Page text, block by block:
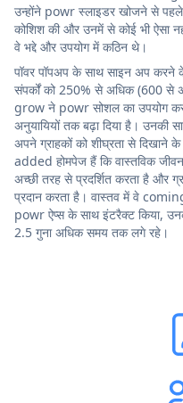
उन्होंने powr स्लाइडर खोजने से
कोशिश की और उनमें से कोई भी ऐसा
वे भद्दे और उपयोग में कठिन थे।
पॉवर पॉपअप के साथ साइन अप
संपर्कों को 250% से अधिक (600 से
grow ने powr सोशल का उपयोग
अनुयायियों तक बढ़ा दिया है।
अपने ग्राहकों को शीघ्रता से दिखाने
added होमपेज हैं कि वास्तविक
अच्छी तरह से प्रदर्शित करता है और
प्रदान करता है। वास्तव में वे
powr ऐप्स के साथ इंटरैक्ट किया,
2.5 गुना अधिक समय तक लगे रहे।